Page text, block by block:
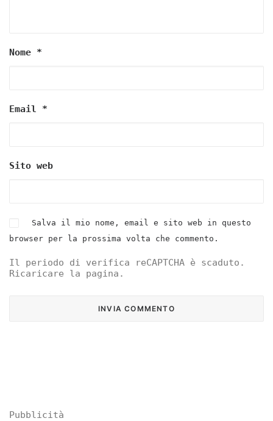
Nome *
Email *
Sito web
Salva il mio nome, email e sito web in questo
browser per la prossima volta che commento.
Il periodo di verifica reCAPTCHA è scaduto.
Ricaricare la pagina.
Pubblicità